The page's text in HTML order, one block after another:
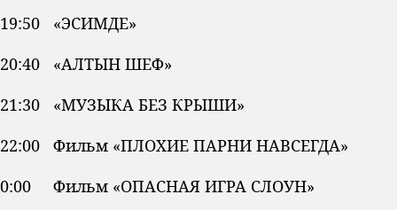
19:50 «ЭСИМДЕ»
20:40 «АЛТЫН ШЕФ»
21:30 «МУЗЫКА БЕЗ КРЫШИ»
22:00 Фильм «ПЛОХИЕ ПАРНИ НАВСЕГДА»
0:00 Фильм «ОПАСНАЯ ИГРА СЛОУН»